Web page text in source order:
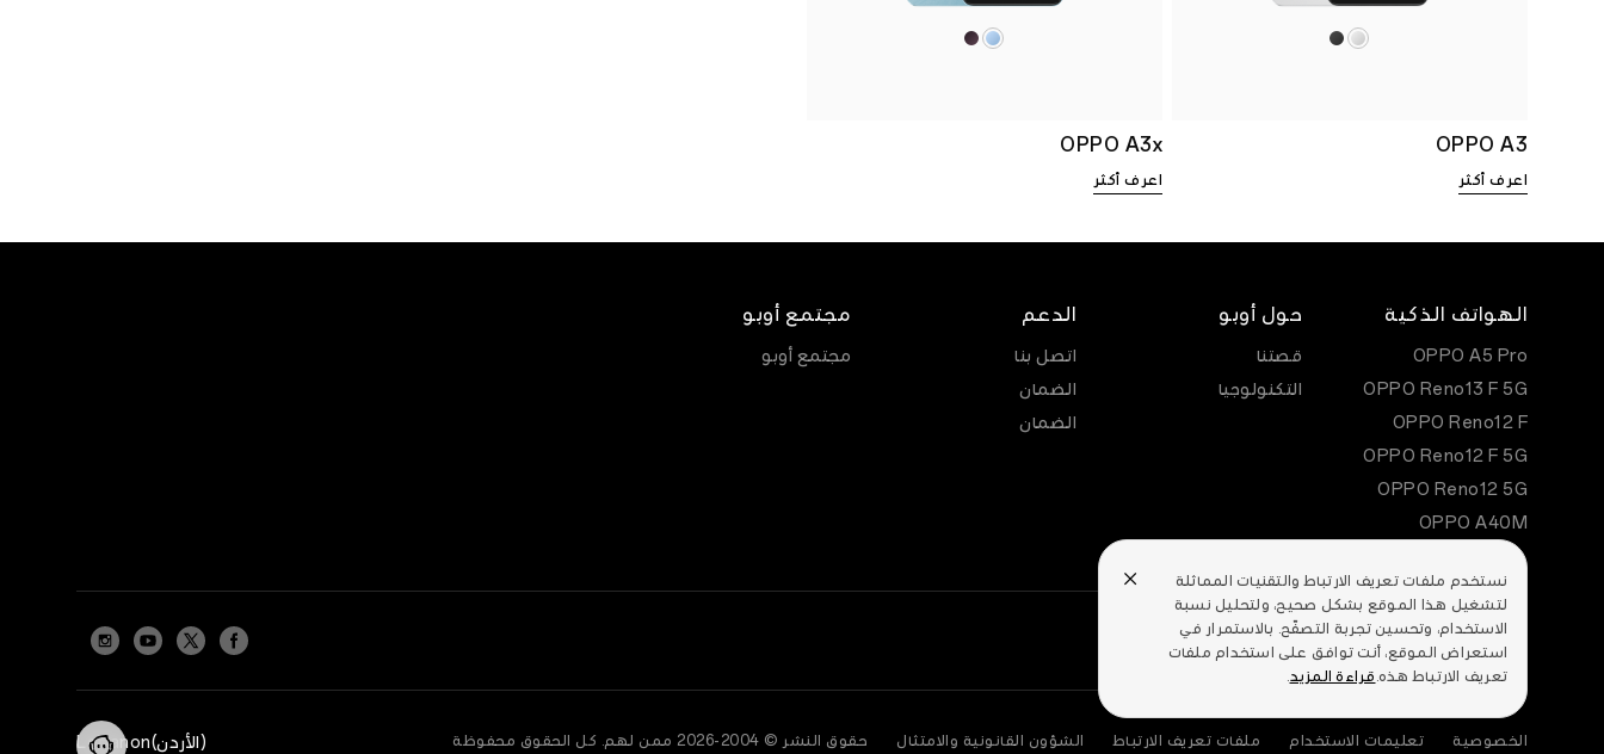
نستخدم ملفات تعريف الارتباط والتقنيات المماثلة
لتشغيل هذا الموقع بشكل صحيح، ولتحليل نسبة
الاستخدام، وتحسين تجربة التصفّح. بالاستمرار في
استعراض الموقع، أنت توافق على استخدام ملفات
تعريف الارتباط هذه. قراءة المزيد
OPPO A3
اعرف أكثر
OPPO A3x
اعرف أكثر
الهواتف الذكية
OPPO A5 Pro
OPPO Reno13 F 5G
OPPO Reno12 F
OPPO Reno12 F 5G
OPPO Reno12 5G
OPPO A40M
حول أوبو
قصتنا
التكنولوجيا
الدعم
اتصل بنا
الضمان
الضمان
مجتمع أوبو
مجتمع أوبو
الخصوصية تعليمات الاستخدام ملفات تعريف الارتباط الشؤون القانونية والامتثال حقوق النشر © 2004-2026 ممن لهم. كل الحقوق محفوظة (الأردن)Lebanon